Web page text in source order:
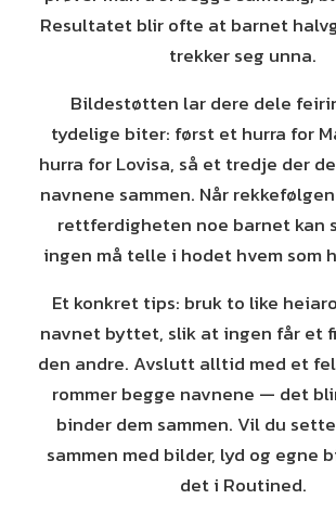
Resultatet blir ofte at barnet
trekker seg unna.
Bildestøtten lar dere dele
tydelige biter: først et hurra for
hurra for Lovisa, så et tredje der
navnene sammen. Når
rettferdigheten noe barnet kan
ingen må telle i hodet hvem som
Et konkret tips: bruk to like
navnet byttet, slik at ingen får et
den andre. Avslutt alltid med et
rommer begge navnene — det
binder dem sammen. Vil du
sammen med bilder, lyd og egne
det i Routined.